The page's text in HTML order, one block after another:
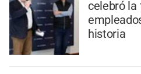
celebró la
historia